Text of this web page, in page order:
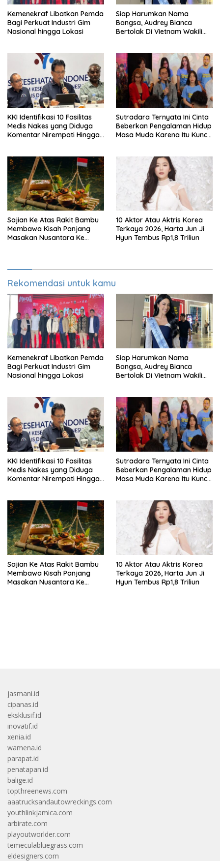
Kemenekraf Libatkan Pemda
Bagi Perkuat Industri Gim
Nasional hingga Lokasi
Siap Harumkan Nama
Bangsa, Audrey Bianca
Bertolak Di Vietnam Wakili
KKI Identifikasi 10 Fasilitas
Medis Nakes yang Diduga
Komentar Nirempati Hingga
Sutradara Ternyata Ini Cinta
Beberkan Pengalaman Hidup
Masa Muda Karena Itu Kunci
Sajian Ke Atas Rakit Bambu
Membawa Kisah Panjang
Masakan Nusantara Ke
10 Aktor Atau Aktris Korea
Terkaya 2026, Harta Jun Ji
Hyun Tembus Rp1,8 Triliun
Rekomendasi untuk kamu
Kemenekraf Libatkan Pemda
Bagi Perkuat Industri Gim
Nasional hingga Lokasi
Siap Harumkan Nama
Bangsa, Audrey Bianca
Bertolak Di Vietnam Wakili
KKI Identifikasi 10 Fasilitas
Medis Nakes yang Diduga
Komentar Nirempati Hingga
Sutradara Ternyata Ini Cinta
Beberkan Pengalaman Hidup
Masa Muda Karena Itu Kunci
Sajian Ke Atas Rakit Bambu
Membawa Kisah Panjang
Masakan Nusantara Ke
10 Aktor Atau Aktris Korea
Terkaya 2026, Harta Jun Ji
Hyun Tembus Rp1,8 Triliun
jasmani.id
cipanas.id
eksklusif.id
inovatif.id
xenia.id
wamena.id
parapat.id
penatapan.id
balige.id
topthreenews.com
aaatrucksandautowreckings.com
youthlinkjamica.com
arbirate.com
playoutworlder.com
temeculabluegrass.com
eldesigners.com